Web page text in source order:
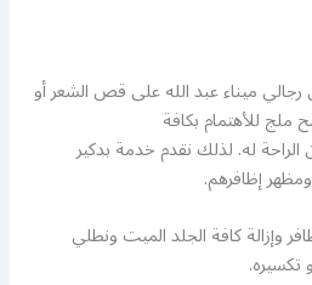
ميناء عبد الله على قص الشعر أو
ملج للأهتمام بكافة
له. لذلك نقدم خدمة بدكير
إظافرهم.
وإزالة كافة الجلد الميت ونطلي
تكسيره.